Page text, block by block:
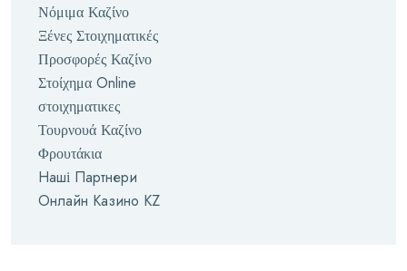
Νόμιμα Καζίνο
Ξένες Στοιχηματικές
Προσφορές Καζίνο
Στοίχημα Online
στοιχηματικες
Τουρνουά Καζίνο
Φρουτάκια
Наші Партнери
Онлайн Казино KZ